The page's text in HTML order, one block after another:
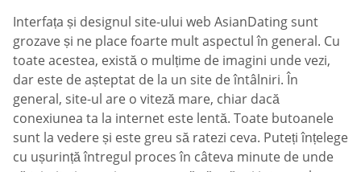
Interfața și designul site-ului web AsianDating sunt
grozave și ne place foarte mult aspectul în general. Cu
toate acestea, există o mulțime de imagini unde vezi,
dar este de așteptat de la un site de întâlniri. În
general, site-ul are o viteză mare, chiar dacă
conexiunea ta la internet este lentă. Toate butoanele
sunt la vedere și este greu să ratezi ceva. Puteți înțelege
cu ușurință întregul proces în câteva minute de unde